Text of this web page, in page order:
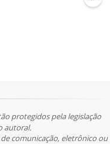
protegidos pela legislação
autoral.
comunicação, eletrônico ou